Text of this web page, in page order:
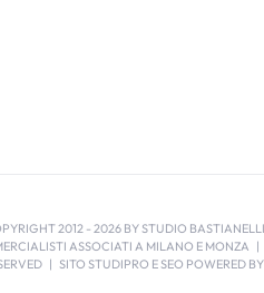
2012 - 2026 BY STUDIO
ASSOCIATI A MILANO E MONZA
| SITO STUDIPRO E SEO POWERED BY